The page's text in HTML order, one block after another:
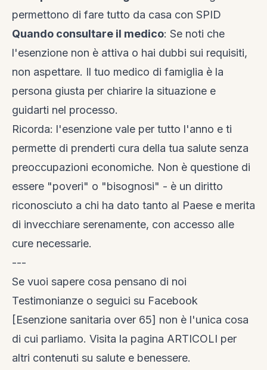
permettono di fare tutto da casa con SPID
Quando consultare il medico: Se noti che
l'esenzione non è attiva o hai dubbi sui requisiti,
non aspettare. Il tuo medico di famiglia è la
persona giusta per chiarire la situazione e
guidarti nel processo.
Ricorda: l'esenzione vale per tutto l'anno e ti
permette di prenderti cura della tua salute senza
preoccupazioni economiche. Non è questione di
essere "poveri" o "bisognosi" - è un diritto
riconosciuto a chi ha dato tanto al Paese e merita
di invecchiare serenamente, con accesso alle
cure necessarie.
---
Se vuoi sapere cosa pensano di noi
Testimonianze o seguici su Facebook
[Esenzione sanitaria over 65] non è l'unica cosa
di cui parliamo. Visita la pagina ARTICOLI per
altri contenuti su salute e benessere.